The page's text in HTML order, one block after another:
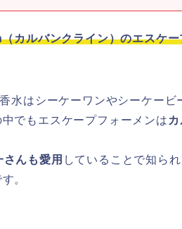
カルバンクライン）のエスケー
水はシーケーワンやシーケービ
でもエスケープフォーメンは
んも愛用 していることで知ら
。